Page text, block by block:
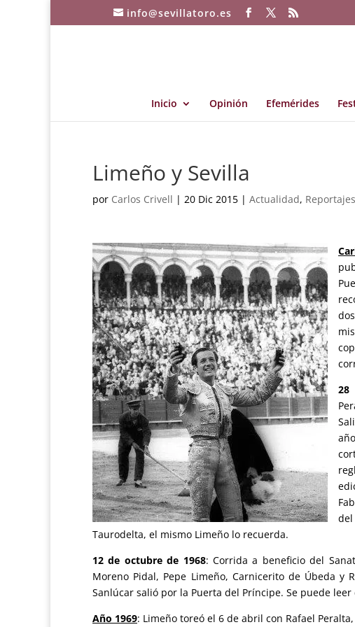
info@sevillatoro.es
Inicio Opinión Efemérides
Limeño y Sevilla
por Carlos Crivell | 20 Dic 2015 | Actualidad, Reportajes
28
Taurodelta, el mismo Limeño lo recuerda.
12 de octubre de 1968: Corrida a beneficio del
Moreno Pidal, Pepe Limeño, Carnicerito de Úbeda y
Sanlúcar salió por la Puerta del Príncipe. Se puede
Año 1969: Limeño toreó el 6 de abril con Rafael